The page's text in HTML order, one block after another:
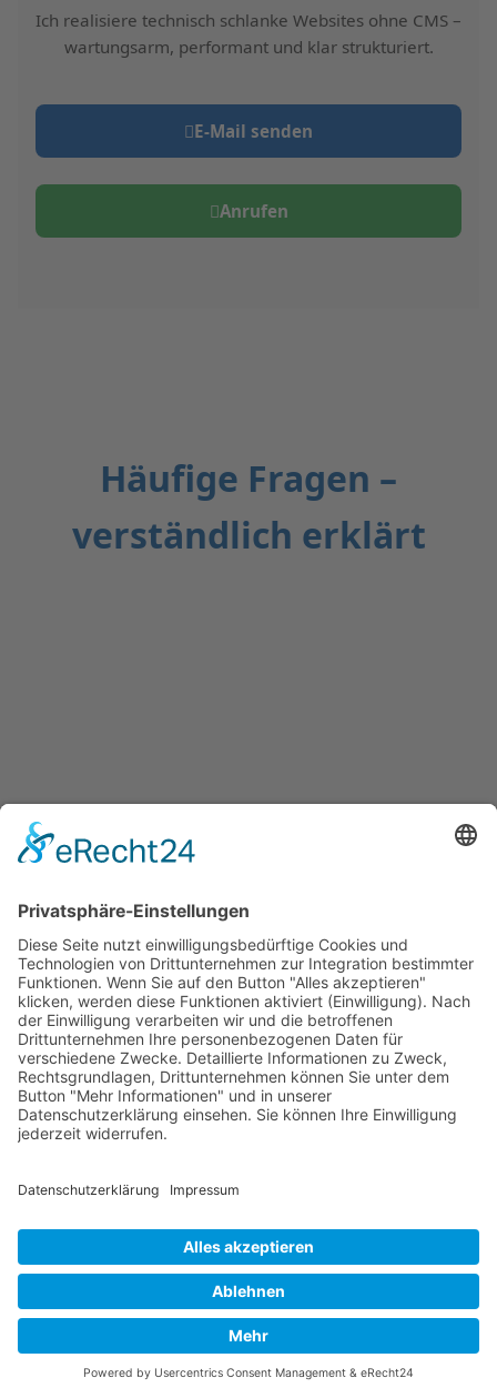
Ich realisiere technisch schlanke Websites ohne CMS –
wartungsarm, performant und klar strukturiert.
E‑Mail senden
Anrufen
Häufige Fragen –
verständlich erklärt
Häufige Fragen
Was ist eine Website ohne CMS für
Versicherungsmathematiker?
ein CMS?
Wie werden Inhalte ohne CMS
aktualisiert?